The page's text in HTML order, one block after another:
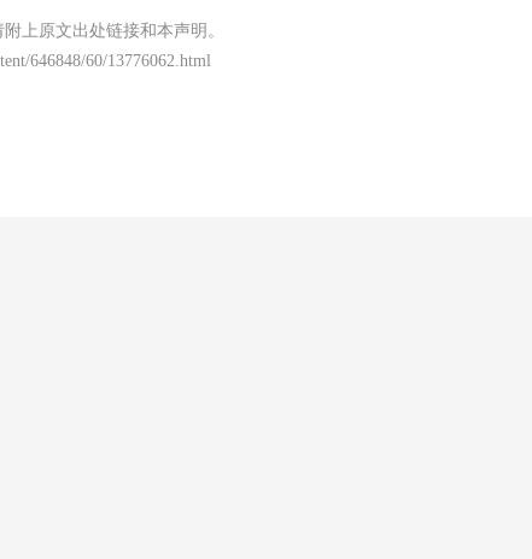
上原文出处链接和本声明。
646848/60/13776062.html